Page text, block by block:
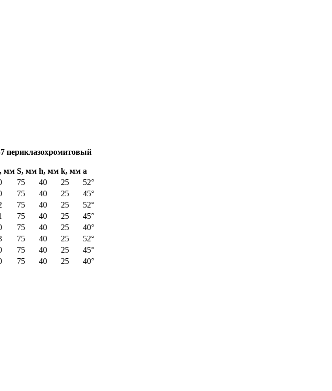
, мм S, мм h, мм k, мм a
75 40 25
52°
75 40 25
45°
75 40 25
52°
75 40 25
45°
75 40 25
40°
75 40 25
52°
75 40 25
45°
75 40 25
40°